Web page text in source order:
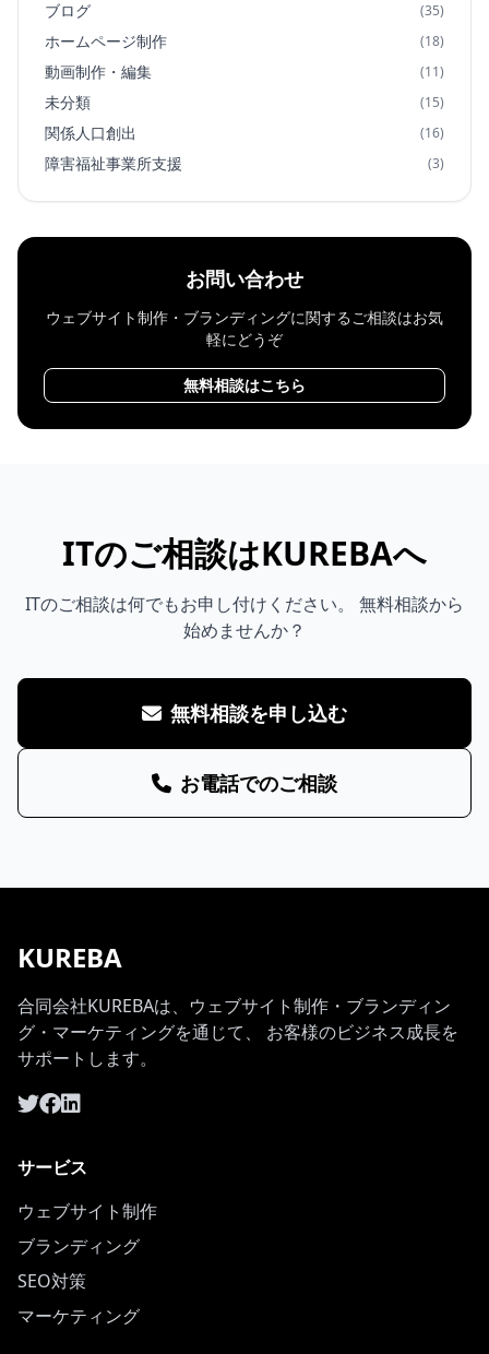
ブログ (35)
ホームページ制作 (18)
動画制作・編集 (11)
未分類 (15)
関係人口創出 (16)
障害福祉事業所支援 (3)
お問い合わせ
ウェブサイト制作・ブランディングに関するご相談はお気
軽にどうぞ
無料相談はこちら
ITのご相談はKUREBAへ
ITのご相談は何でもお申し付けください。 無料相談から
始めませんか？
無料相談を申し込む
お電話でのご相談
KUREBA
合同会社KUREBAは、ウェブサイト制作・ブランディン
グ・マーケティングを通じて、 お客様のビジネス成長を
サポートします。
サービス
ウェブサイト制作
ブランディング
SEO対策
マーケティング